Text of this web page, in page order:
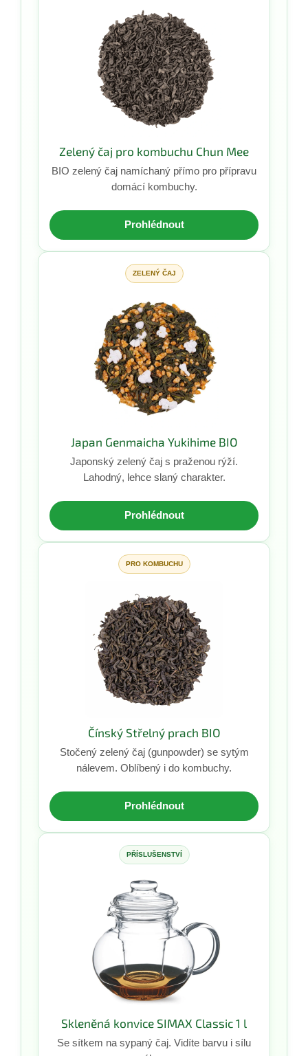
Zelený čaj pro kombuchu Chun Mee
BIO zelený čaj namíchaný přímo pro přípravu
domácí kombuchy.
Prohlédnout
ZELENÝ ČAJ
Japan Genmaicha Yukihime BIO
Japonský zelený čaj s praženou rýží.
Lahodný, lehce slaný charakter.
Prohlédnout
PRO KOMBUCHU
Čínský Střelný prach BIO
Stočený zelený čaj (gunpowder) se sytým
nálevem. Oblíbený i do kombuchy.
Prohlédnout
PŘÍSLUŠENSTVÍ
Skleněná konvice SIMAX Classic 1 l
Se sítkem na sypaný čaj. Vidíte barvu i sílu